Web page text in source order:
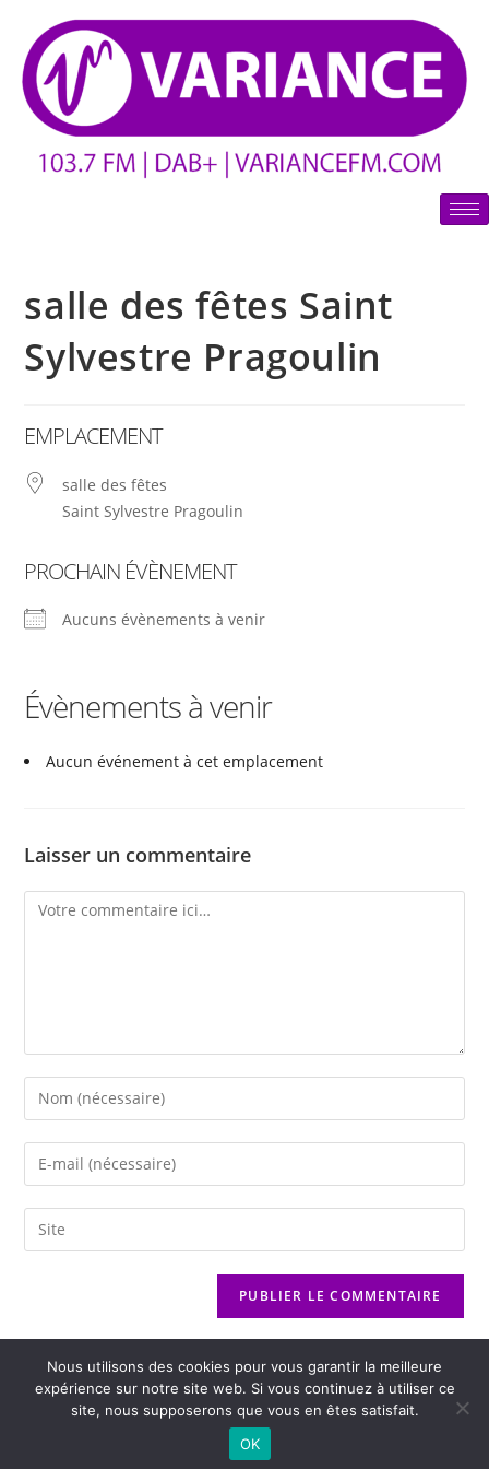
salle des fêtes Saint
Sylvestre Pragoulin
EMPLACEMENT
salle des fêtes
Saint Sylvestre Pragoulin
PROCHAIN ÉVÈNEMENT
Aucuns évènements à venir
Évènements à venir
Aucun événement à cet emplacement
Laisser un commentaire
2026 - Variance FM - Mentions légales - Politique de confidentialité -
- Réalisation
Nous utilisons des cookies pour vous garantir la meilleure
expérience sur notre site web. Si vous continuez à utiliser ce
site, nous supposerons que vous en êtes satisfait.
OK